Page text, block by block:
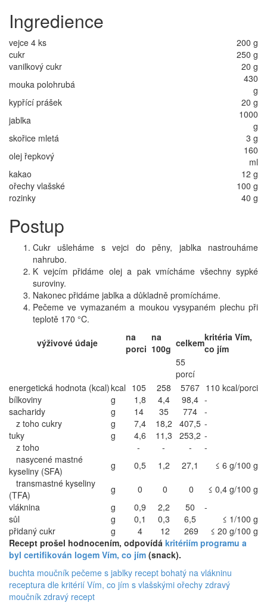
Ingredience
vejce 4 ks
200 g
cukr
250 g
vanilkový cukr
20 g
mouka polohrubá
430
g
kypřící prášek
20 g
jablka
1000
g
skořice mletá
3 g
olej řepkový
160
ml
kakao
12 g
ořechy vlašské
100 g
rozinky
40 g
Postup
Cukr ušleháme s vejci do pěny, jablka nastrouháme
nahrubo.
K vejcím přidáme olej a pak vmícháme všechny sypké
suroviny.
Nakonec přidáme jablka a důkladně promícháme.
Pečeme ve vymazaném a moukou vysypaném plechu při
teplotě 170 °C.
výživové údaje
na
porci
na
100g celkemkritéria Vím,
co jím
55
porcí
energetická hodnota (kcal)kcal 105 258 5767 110 kcal/porci
bílkoviny
g 1,8 4,4 98,4 -
sacharidy
g 14 35 774 -
z toho cukry
g 7,4 18,2 407,5 -
tuky
g 4,6 11,3 253,2 -
z toho
- - -
-
nasycené mastné
kyseliny (SFA)
g 0,5 1,2 27,1
≤ 6 g/100 g
transmastné kyseliny
(TFA)
g 0 0 0
≤ 0,4 g/100 g
vláknina
g 0,9 2,2 50
-
sůl
g 0,1 0,3 6,5
≤ 1/100 g
přidaný cukr
g 4 12 269
≤ 20 g/100 g
Recept prošel hodnocením, odpovídá kritériím programu a
byl certifikován logem Vím, co jím (snack).
buchta moučník pečeme s jablky recept bohatý na vlákninu
receptura dle kritérií Vím, co jím s vlašskými ořechy zdravý
moučník zdravý recept